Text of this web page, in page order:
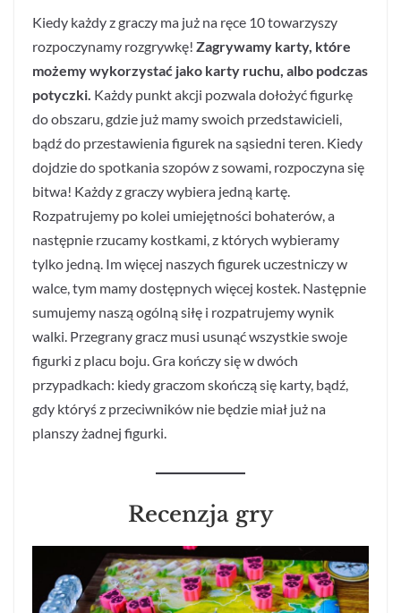
Kiedy każdy z graczy ma już na ręce 10 towarzyszy
rozpoczynamy rozgrywkę! Zagrywamy karty, które
możemy wykorzystać jako karty ruchu, albo podczas
potyczki. Każdy punkt akcji pozwala dołożyć figurkę
do obszaru, gdzie już mamy swoich przedstawicieli,
bądź do przestawienia figurek na sąsiedni teren. Kiedy
dojdzie do spotkania szopów z sowami, rozpoczyna się
bitwa! Każdy z graczy wybiera jedną kartę.
Rozpatrujemy po kolei umiejętności bohaterów, a
następnie rzucamy kostkami, z których wybieramy
tylko jedną. Im więcej naszych figurek uczestniczy w
walce, tym mamy dostępnych więcej kostek. Następnie
sumujemy naszą ogólną siłę i rozpatrujemy wynik
walki. Przegrany gracz musi usunąć wszystkie swoje
figurki z placu boju. Gra kończy się w dwóch
przypadkach: kiedy graczom skończą się karty, bądź,
gdy któryś z przeciwników nie będzie miał już na
planszy żadnej figurki.
Recenzja gry